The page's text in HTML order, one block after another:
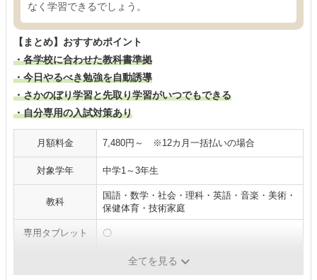
なく学習できるでしょう。
【まとめ】おすすめポイント
・各学校に合わせた教科書準拠
・今日やるべき勉強を自動誘導
・さかのぼり学習と先取り学習がいつでもできる
・自分専用の入試対策あり
月額料金 7,480円～ ※12カ月一括払いの場合
対象学年 中学1～3年生
教科
国語・数学・社会・理科・英語・音楽・美術・
保健体育・技術家庭
専用タブレット 〇
全てを見る